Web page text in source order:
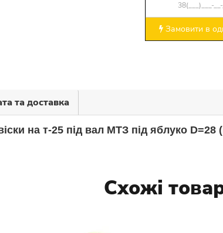
Замовити в
та доставка
на т-25 під вал МТЗ під яблуко D=28
Схожі